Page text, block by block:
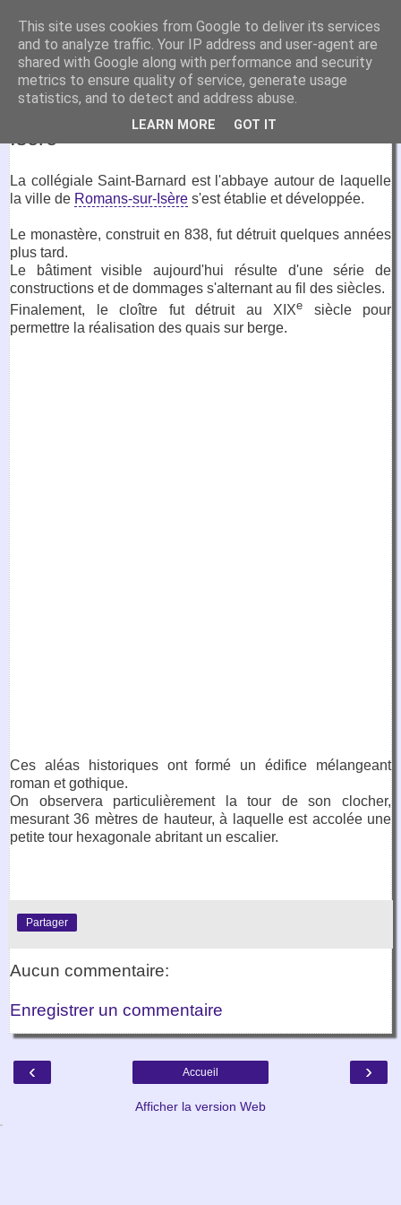
VirtuaFrance
Visitez la France depuis votre fauteuil.
18 juillet 2017
Collégiale Saint-Barnard, Romans-sur-
Isère
La collégiale Saint-Barnard est l'abbaye autour de laquelle
la ville de Romans-sur-Isère s'est établie et développée.
Le monastère, construit en 838, fut détruit quelques années
plus tard.
Le bâtiment visible aujourd'hui résulte d'une série de
constructions et de dommages s'alternant au fil des siècles.
Finalement, le cloître fut détruit au XIXe siècle pour
permettre la réalisation des quais sur berge.
Ces aléas historiques ont formé un édifice mélangeant
roman et gothique.
On observera particulièrement la tour de son clocher,
mesurant 36 mètres de hauteur, à laquelle est accolée une
petite tour hexagonale abritant un escalier.
Partager
Aucun commentaire:
Enregistrer un commentaire
‹ ›
Accueil
Afficher la version Web
This site uses cookies from Google to deliver its services
and to analyze traffic. Your IP address and user-agent are
shared with Google along with performance and security
metrics to ensure quality of service, generate usage
statistics, and to detect and address abuse.
LEARN MORE GOT IT